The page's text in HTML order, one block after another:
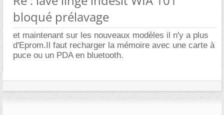
bloqué prélavage
et maintenant sur les nouveaux modèles il n'y a plus
d'Eprom.Il faut recharger la mémoire avec une carte à
puce ou un PDA en bluetooth.